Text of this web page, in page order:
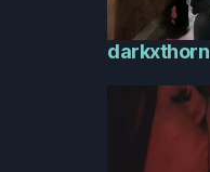
darkxthorn